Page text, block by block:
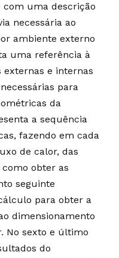
com uma descrição
necessária ao
ambiente externo
uma referência à
e internas
para
da
a sequência
fazendo em cada
de calor, das
obter as
seguinte
para obter a
dimensionamento
No sexto e último
do